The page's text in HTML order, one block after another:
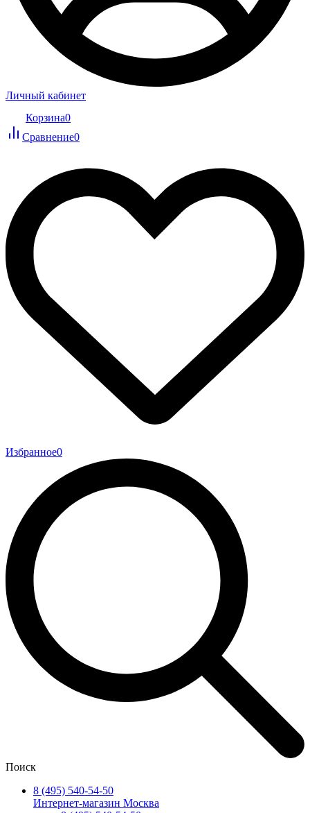
Личный кабинет
Корзина0
Сравнение0
Избранное0
Поиск
8 (495) 540-54-50
Интернет-магазин Москва